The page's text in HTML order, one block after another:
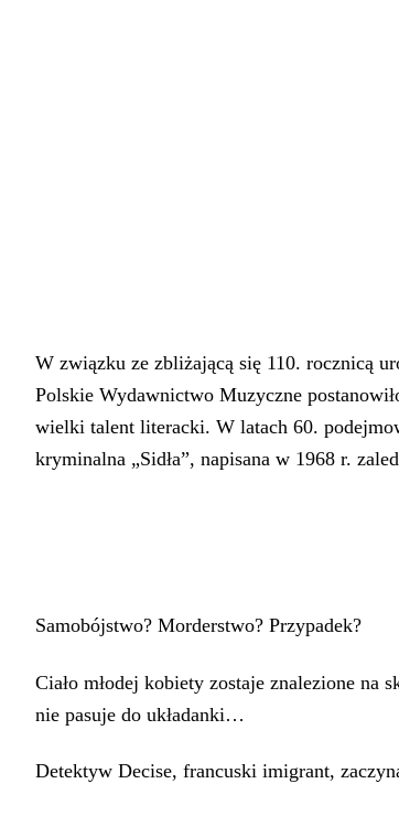
W związku ze zbliżającą się 110. rocznicą
Polskie Wydawnictwo Muzyczne
wielki talent literacki. W latach 60.
kryminalna „Sidła”, napisana w 1968 r.
Samobójstwo? Morderstwo? Przypadek?
Ciało młodej kobiety zostaje znalezione na
nie pasuje do układanki…
Detektyw Decise, francuski imigrant,